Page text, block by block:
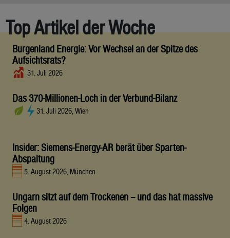
Top Artikel der Woche
Burgenland Energie: Vor Wechsel an der Spitze des
Aufsichtsrats?
31. Juli 2026
Das 370-Millionen-Loch in der Verbund-Bilanz
31. Juli 2026, Wien
Insider: Siemens-Energy-AR berät über Sparten-
Abspaltung
5. August 2026, München
Ungarn sitzt auf dem Trockenen – und das hat massive
Folgen
4. August 2026